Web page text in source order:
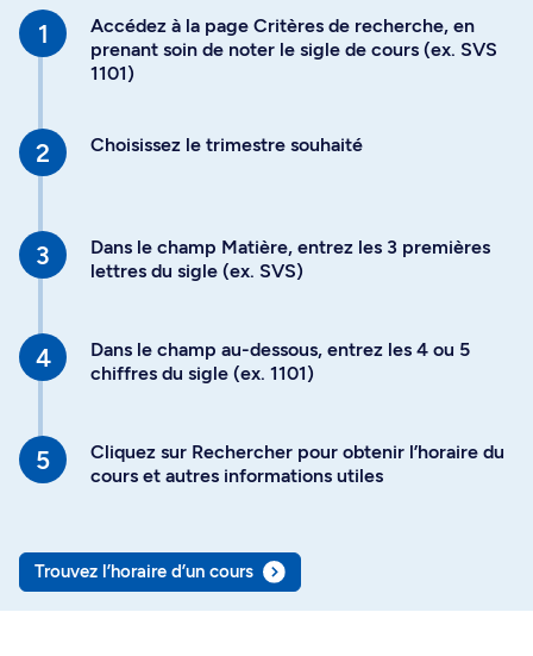
Accédez à la page Critères de recherche, en
prenant soin de noter le sigle de cours (ex. SVS
1101)
Choisissez le trimestre souhaité
Dans le champ Matière, entrez les 3 premières
lettres du sigle (ex. SVS)
Dans le champ au-dessous, entrez les 4 ou 5
chiffres du sigle (ex. 1101)
Cliquez sur Rechercher pour obtenir l’horaire du
cours et autres informations utiles
Trouvez l’horaire d’un cours